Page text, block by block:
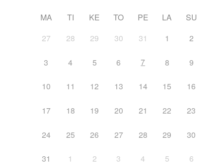
MA TI KE TO PE LA
SU
27
28 29 30 31 1 2
3 4 5 6 7 8 9
10 11 12 13 14 15 16
17 18 19 20 21 22 23
24 25 26 27 28 29 30
31 1 2 3 4 5 6